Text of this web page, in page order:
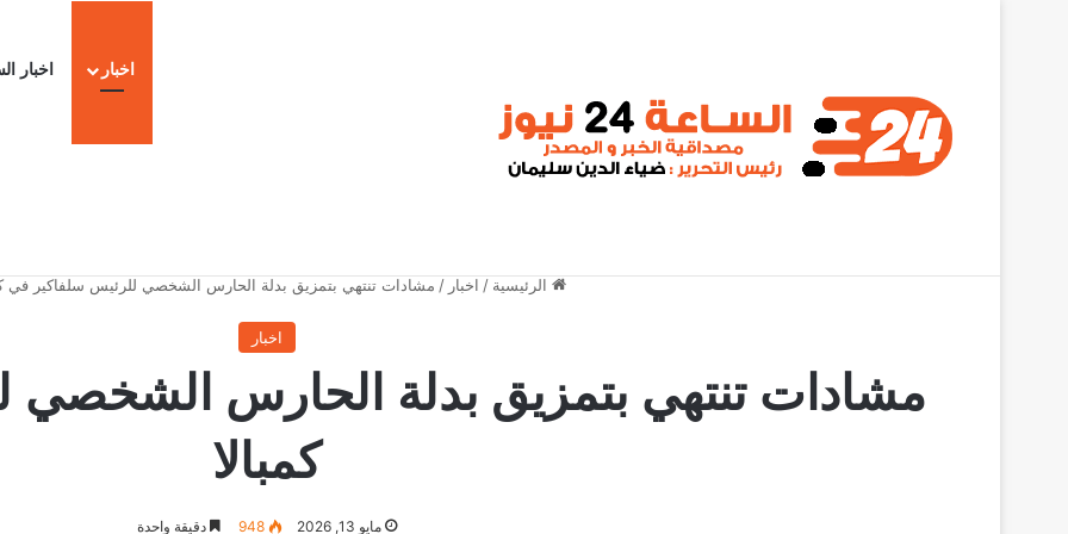
اخبار اخبار
الرئيسية / اخبار / مشادات تنتهي بتمزيق بدلة الحارس الشخصي للرئيس سلفاكير في
اخبار
مشادات تنتهي بتمزيق بدلة الحارس الشخصي
كمبالا
مايو 13, 2026 948 دقيقة واحدة